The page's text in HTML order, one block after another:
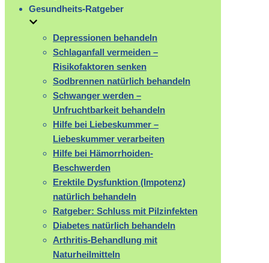
Gesundheits-Ratgeber
Depressionen behandeln
Schlaganfall vermeiden –
Risikofaktoren senken
Sodbrennen natürlich behandeln
Schwanger werden –
Unfruchtbarkeit behandeln
Hilfe bei Liebeskummer –
Liebeskummer verarbeiten
Hilfe bei Hämorrhoiden-
Beschwerden
Erektile Dysfunktion (Impotenz)
natürlich behandeln
Ratgeber: Schluss mit Pilzinfekten
Diabetes natürlich behandeln
Arthritis-Behandlung mit
Naturheilmitteln